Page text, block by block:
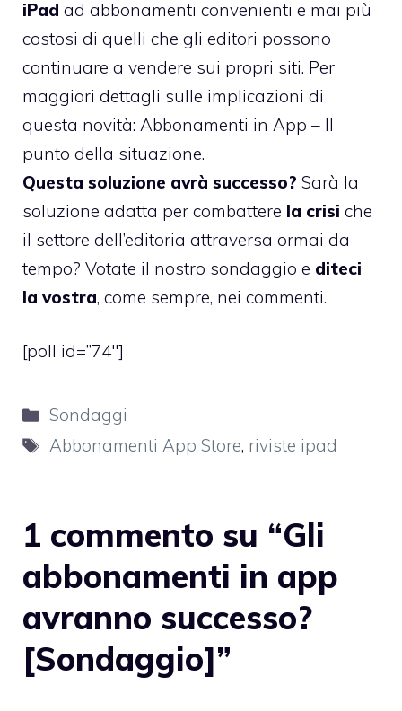
iPad ad abbonamenti convenienti e mai più
costosi di quelli che gli editori possono
continuare a vendere sui propri siti. Per
maggiori dettagli sulle implicazioni di
questa novità: Abbonamenti in App – Il
punto della situazione.
Questa soluzione avrà successo? Sarà la
soluzione adatta per combattere la crisi che
il settore dell’editoria attraversa ormai da
tempo? Votate il nostro sondaggio e diteci
la vostra, come sempre, nei commenti.
[poll id=”74″]
Categorie
Sondaggi
Tag
Abbonamenti App Store, riviste ipad
1 commento su “Gli
abbonamenti in app
avranno successo?
[Sondaggio]”